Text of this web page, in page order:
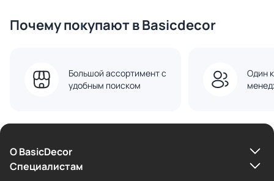
Почему покупают в Basicdecor
Большой ассортимент с
удобным поиском
Один
О BasicDecor
Cпециалистам